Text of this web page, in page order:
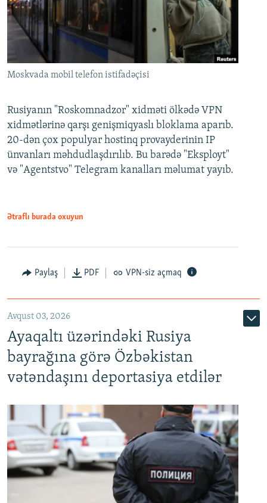
Moskvada mobil telefon istifadəçisi
Rusiyanın "Roskomnadzor" xidməti ölkədə VPN
xidmətlərinə qarşı genişmiqyaslı bloklama aparıb.
20-dən çox populyar hostinq provayderinin IP
ünvanları məhdudlaşdırılıb. Bu barədə "Eksployt"
və "Agentstvo" Telegram kanalları məlumat yayıb.
Ətraflı burada oxuyun
Paylaş PDF VPN-siz açmaq
Avqust 03, 2026
Ayaqaltı üzərindəki Rusiya
bayrağına görə Özbəkistan
vətəndaşını deportasiya etdilər